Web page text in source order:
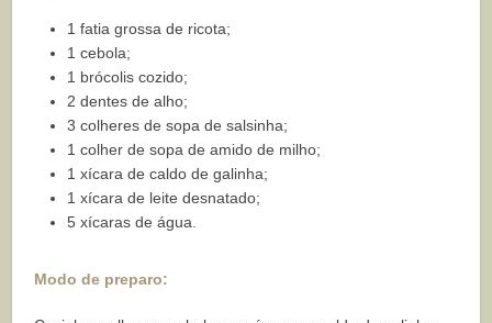
1 fatia grossa de ricota;
1 cebola;
1 brócolis cozido;
2 dentes de alho;
3 colheres de sopa de salsinha;
1 colher de sopa de amido de milho;
1 xícara de caldo de galinha;
1 xícara de leite desnatado;
5 xícaras de água.
Modo de preparo: